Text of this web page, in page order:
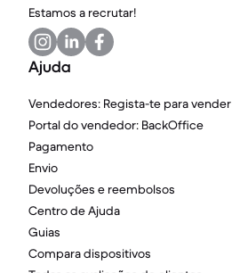
Estamos a recrutar!
Ajuda
Vendedores: Regista-te para vender
Portal do vendedor: BackOffice
Pagamento
Envio
Devoluções e reembolsos
Centro de Ajuda
Guias
Compara dispositivos